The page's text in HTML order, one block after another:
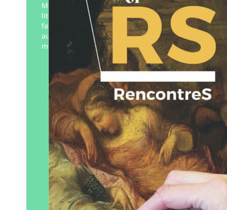
Mêler deux mondes, le métier d’art et la
littérature. Une restauratrice de tableaux
fait découvrir son métier, sa passion. Un
auteur donne les mots pour découvrir ce
métier…
Éditeur :La Fabrique du livre
Paru le15/02/2025